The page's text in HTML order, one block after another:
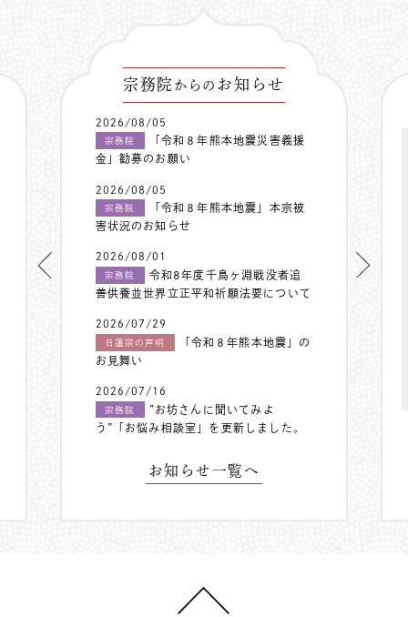
宗務院 からの お知らせ
2026/08/05
宗務院
「令和８年熊本地震災害義援
金」勧募のお願い
2026/08/05
宗務院
「令和８年熊本地震」本宗被
害状況のお知らせ
2026/08/01
宗務院
令和8年度千鳥ヶ淵戦没者追
善供養並世界立正平和祈願法要について
2026/07/29
日蓮宗の声明
「令和８年熊本地震」の
お見舞い
2026/07/16
宗務院
”お坊さんに聞いてみよ
う”「お悩み相談室」を更新しました。
お知らせ一覧へ